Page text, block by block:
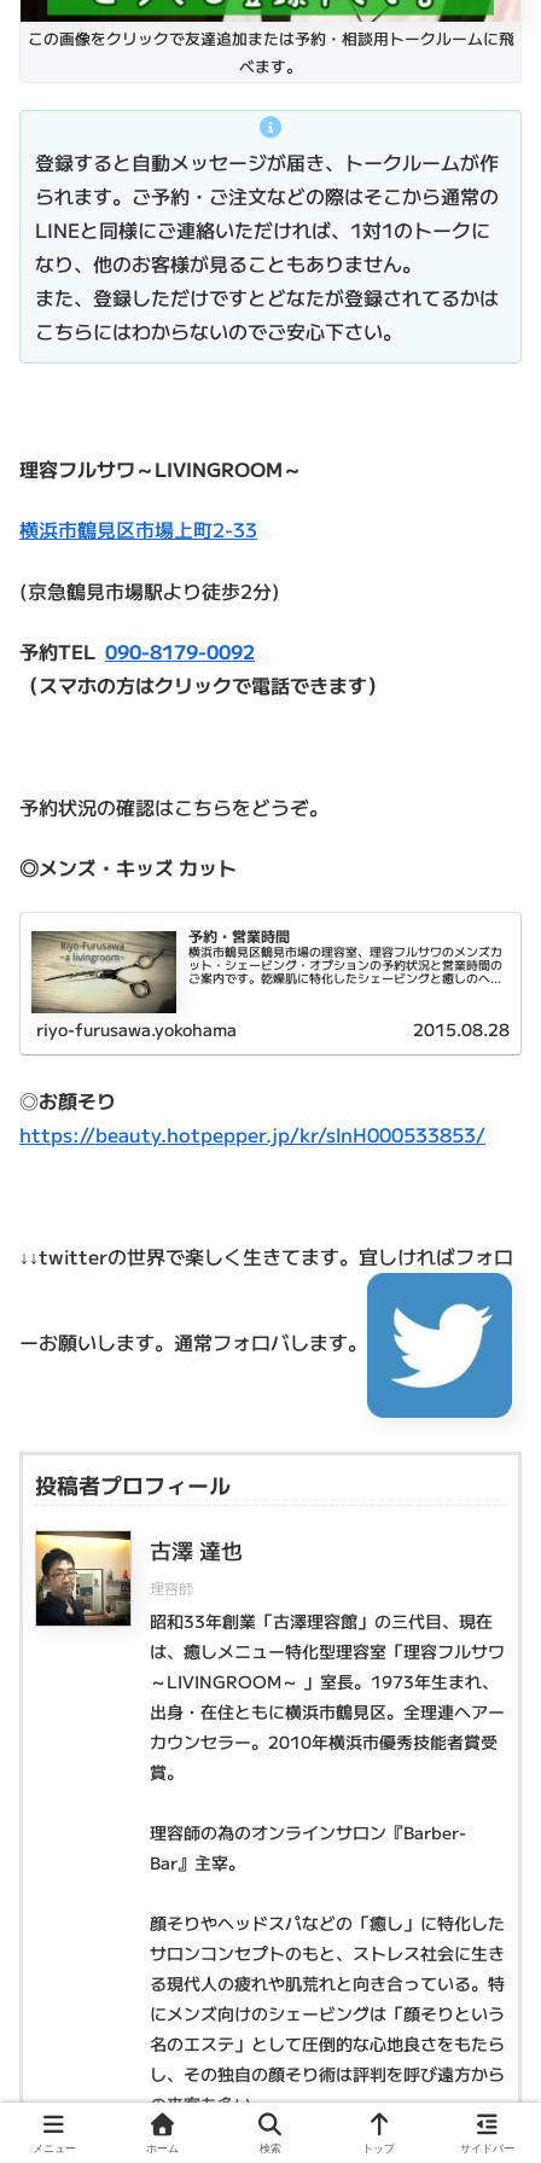
この画像をクリックで友達追加または予約・相談用トークルームに飛
べます。
登録すると自動メッセージが届き、トークルームが作
られます。ご予約・ご注文などの際はそこから通常の
LINEと同様にご連絡いただければ、1対1のトークに
なり、他のお客様が見ることもありません。
また、登録しただけですとどなたが登録されてるかは
こちらにはわからないのでご安心下さい。
理容フルサワ～LIVINGROOM～
横浜市鶴見区市場上町2-33
(京急鶴見市場駅より徒歩2分)
予約TEL 090-8179-0092
（スマホの方はクリックで電話できます）
予約状況の確認はこちらをどうぞ。
◎メンズ・キッズ カット
予約・営業時間
横浜市鶴見区鶴見市場の理容室、理容フルサワのメンズカ
ット・シェービング・オプションの予約状況と営業時間の
ご案内です。乾燥肌に特化したシェービングと癒しのヘッ
riyo-furusawa.yokohama 2015.08.28
◎お顔そり
https://beauty.hotpepper.jp/kr/slnH000533853/
↓↓twitterの世界で楽しく生きてます。 宜しければフォロ
ーお願いします。通常フォロバします。
投稿者プロフィール
古澤 達也
理容師
昭和33年創業「古澤理容館」の三代目、現在
は、癒しメニュー特化型理容室「理容フルサワ
～LIVINGROOM～ 」室長。1973年生まれ、
出身・在住ともに横浜市鶴見区。全理連ヘアー
カウンセラー。2010年横浜市優秀技能者賞受
賞。
理容師の為のオンラインサロン『Barber-
Bar』主宰。
顔そりやヘッドスパなどの「癒し」に特化した
サロンコンセプトのもと、ストレス社会に生き
る現代人の疲れや肌荒れと向き合っている。特
にメンズ向けのシェービングは「顔そりという
名のエステ」として圧倒的な心地良さをもたら
し、その独自の顔そり術は評判を呼び遠方から
の来客も多い。
メニュー ホーム 検索 トップ サイドバー